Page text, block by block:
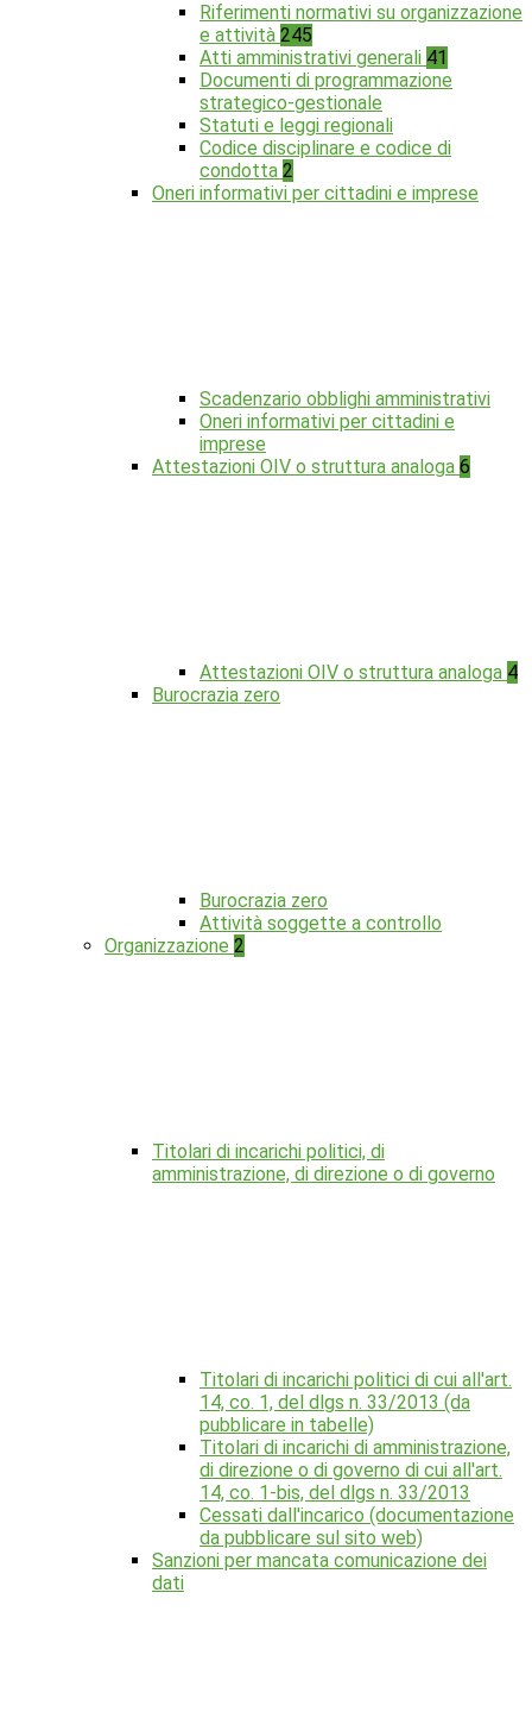
Riferimenti normativi su organizzazione
e attività 245
Atti amministrativi generali 41
Documenti di programmazione
strategico-gestionale
Statuti e leggi regionali
Codice disciplinare e codice di
condotta 2
Oneri informativi per cittadini e imprese
Scadenzario obblighi amministrativi
Oneri informativi per cittadini e
imprese
Attestazioni OIV o struttura analoga 6
Attestazioni OIV o struttura analoga 4
Burocrazia zero
Burocrazia zero
Attività soggette a controllo
Organizzazione 2
Titolari di incarichi politici, di
amministrazione, di direzione o di governo
Titolari di incarichi politici di cui all'art.
14, co. 1, del dlgs n. 33/2013 (da
pubblicare in tabelle)
Titolari di incarichi di amministrazione,
di direzione o di governo di cui all'art.
14, co. 1-bis, del dlgs n. 33/2013
Cessati dall'incarico (documentazione
da pubblicare sul sito web)
Sanzioni per mancata comunicazione dei
dati